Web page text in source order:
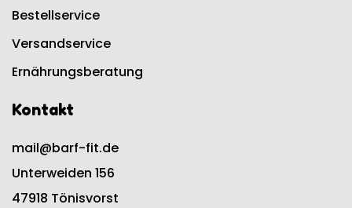
Bestellservice
Versandservice
Ernährungsberatung
Kontakt
mail@barf-fit.de
Unterweiden 156
47918 Tönisvorst